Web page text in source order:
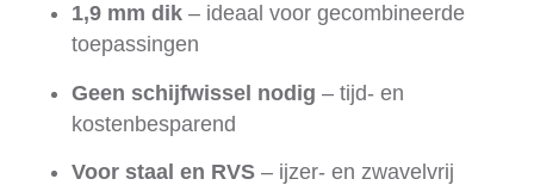
1,9 mm dik – ideaal voor gecombineerde
toepassingen
Geen schijfwissel nodig – tijd- en
kostenbesparend
Voor staal en RVS – ijzer- en zwavelvrij